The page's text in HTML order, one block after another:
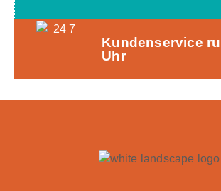
Kundenservice
Uhr